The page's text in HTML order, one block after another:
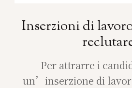
Inserzioni di
Per attrarre i
un’inserzione di